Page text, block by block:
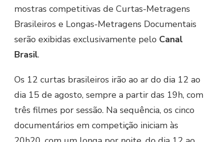
mostras competitivas de Curtas-Metragens
Brasileiros e Longas-Metragens Documentais
serão exibidas exclusivamente pelo Canal
Brasil.
Os 12 curtas brasileiros irão ao ar do dia 12 ao
dia 15 de agosto, sempre a partir das 19h, com
três filmes por sessão. Na sequência, os cinco
documentários em competição iniciam às